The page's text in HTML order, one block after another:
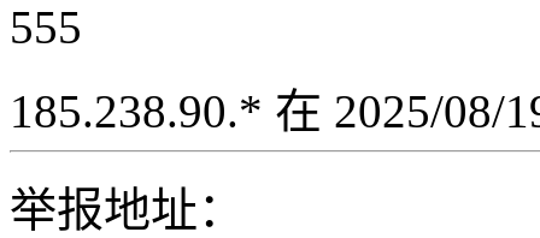
555
185.238.90.* 在 2025/08/
举报地址：